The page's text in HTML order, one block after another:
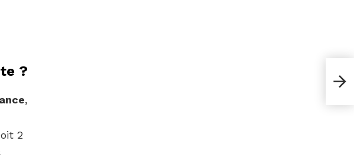
?
,
2